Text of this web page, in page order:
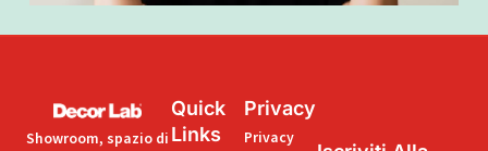
Showroom, spazio di
Quick
Links
Privacy
Privacy